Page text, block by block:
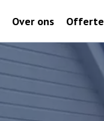
Over ons Offerte